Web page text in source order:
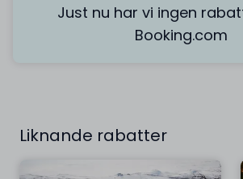
Just nu har vi ingen
Booking.com
Liknande rabatter